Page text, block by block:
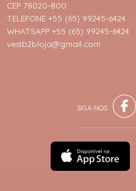
CEP 78020-800
TELEFONE +55 (65) 99245-6424
WHATSAPP +55 (65) 99245-6424
vestb2bloja@gmail.com